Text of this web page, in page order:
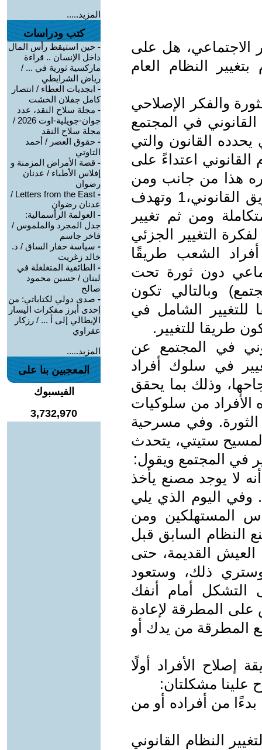
الاجتماعي، هل على
النظام العام
والفكر الإصلاحي
القانوني في المجتمع
القانون والتي
القانوني اعتداءً على
هذا من جانب ومن
جانب آخر عدم إمكانية التغيير بالطريق القانوني،1 وتهدف
ومن ثم تغيير
التغيير الجزئي
الشعب طريقًا
دون ثورة تحت
وبالتالي تكون
للتغيير الشامل في
طريقا للتغيير.
في المجتمع عن
في سلوك أفراد
وذلك بما يحقق
الأفراد من سلوكيات
وفي مسرحية
ستيتي، يتحدث
في المجتمع ويقول:
لا يوجد مصنع يأخذ
اليوم الذي يلي
المستهلكين ومن
النظام السابق قبل
العيش القديمة، حتى
وستري ذلك، وستعود
التشكل أمام أنفك
المطرقة لإعادة
المطرقة من يدك أو
إصلاح الأفراد أولًا
علينا مشكلتان:
بدءًا من أفراده أو من
النظام القانوني
المزيد.....
كتب ودراسات
- حين استيقظ رأس المال
داخل الإنسان .. قراءة
ماركسية ثورية في ... /
رياض الشرايطي
- ابجديات العطاء / انتصار
كامل جفلان الخشت
- مجلة سلاح النقد، عدد
جوان-جويلية-اوت 2026 /
مجلة سلاح النقد
- حقوق العصر / أحمد
التاوتي
- قصة الأمراض المزمنة و
إفلاس الأطباء / عدنان
رضوان
-
Letters from the East /
عدنان رضوان
- العولمة الرأسمالية:
جدل المجرد والملموس /
فاخر جاسم
- سياسة حفار الساق / د.
خالد زغريت
- الطائفية المتغلغلة في
لبنان / حسين محمود
صالح
- صدى دولي لكتاباتي: من
إحدى أبرز مفكرات اليسار
الإيطالي إلى أ ... / رزكار
عقراوي
المزيد.....
المعجبين بنا على
الفيسبوك
3,732,970